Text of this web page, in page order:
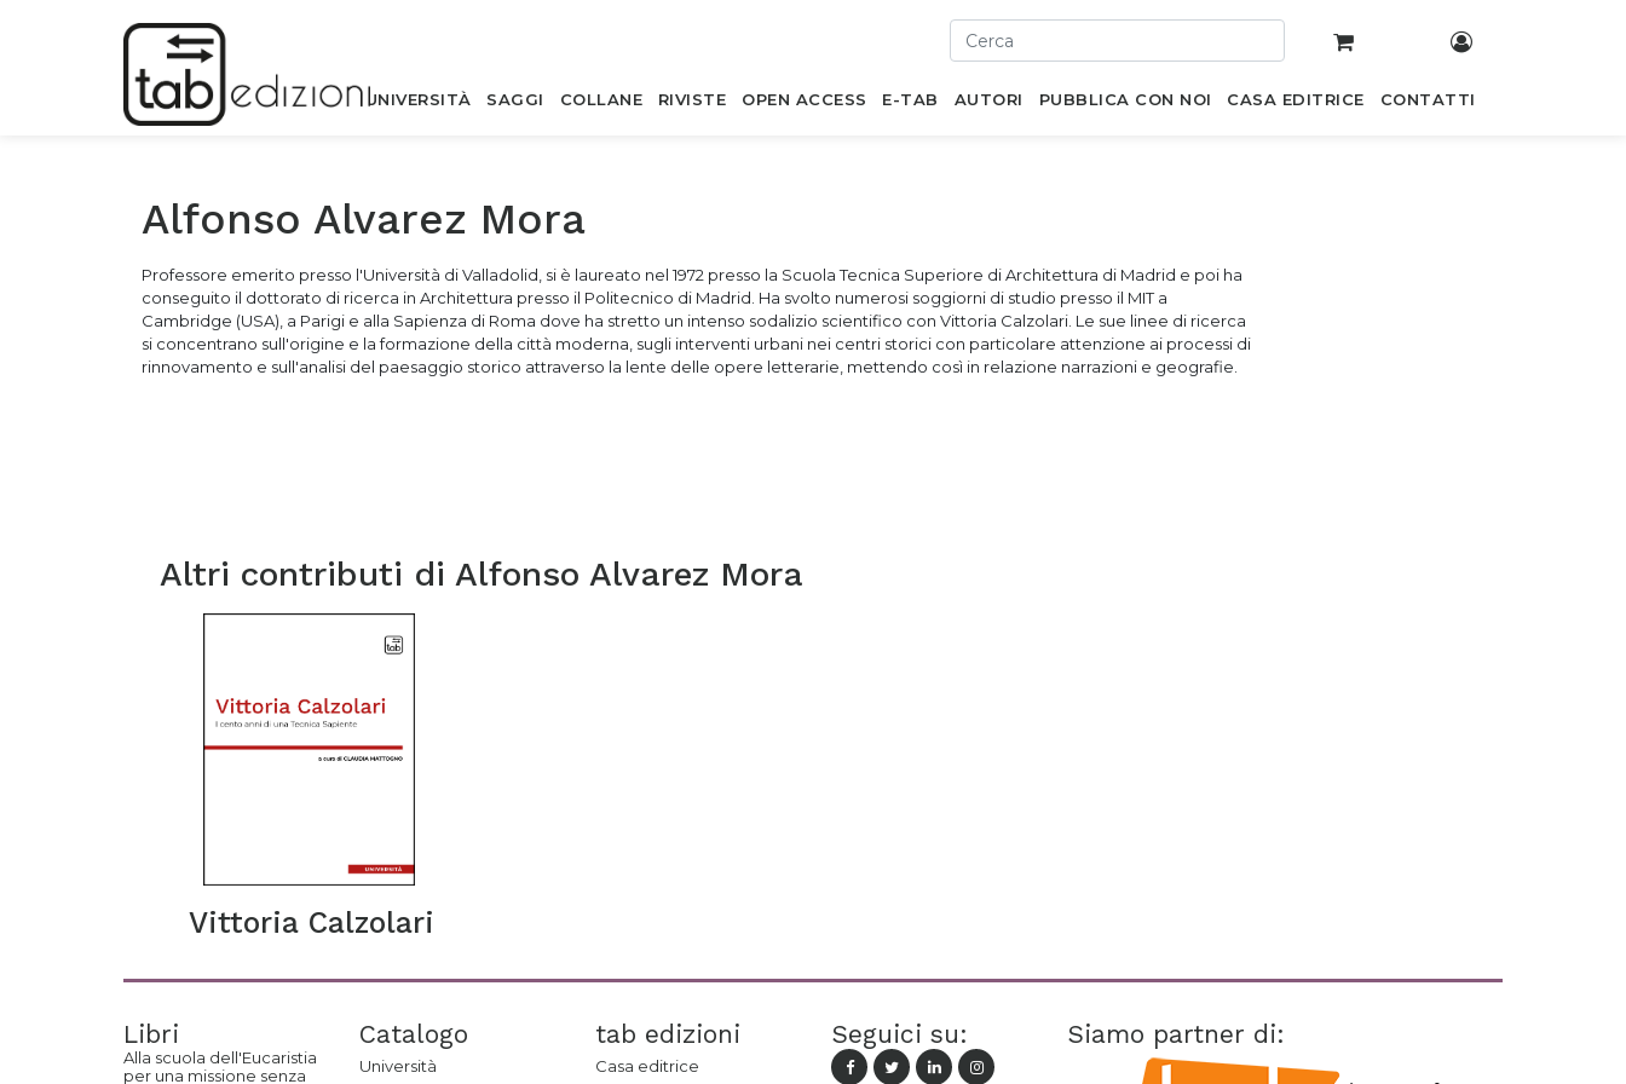
UNIVERSITÀ SAGGI COLLANE RIVISTE OPEN ACCESS E-TAB AUTORI PUBBLICA CON NOI CASA EDITRICE CONTATTI
Alfonso Alvarez Mora
Professore emerito presso l'Università di Valladolid, si è laureato nel 1972 presso la Scuola Tecnica Superiore di Architettura di Madrid e poi ha
conseguito il dottorato di ricerca in Architettura presso il Politecnico di Madrid. Ha svolto numerosi soggiorni di studio presso il MIT a
Cambridge (USA), a Parigi e alla Sapienza di Roma dove ha stretto un intenso sodalizio scientifico con Vittoria Calzolari. Le sue linee di ricerca
si concentrano sull'origine e la formazione della città moderna, sugli interventi urbani nei centri storici con particolare attenzione ai processi di
rinnovamento e sull'analisi del paesaggio storico attraverso la lente delle opere letterarie, mettendo così in relazione narrazioni e geografie.
Altri contributi di Alfonso Alvarez Mora
Vittoria Calzolari
Libri
Alla scuola dell'Eucaristia
per una missione senza
Catalogo
Università
tab edizioni
Casa editrice
Seguici su: Siamo partner di: